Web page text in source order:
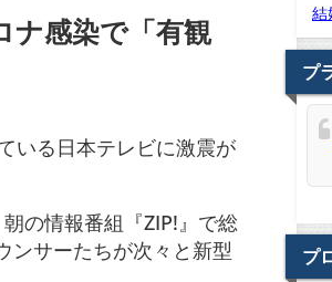
ナ感染で「有観
いる日本テレビに激震が
の情報番組『ZIP!』で総
ンサーたちが次々と新型
結
プ
プ